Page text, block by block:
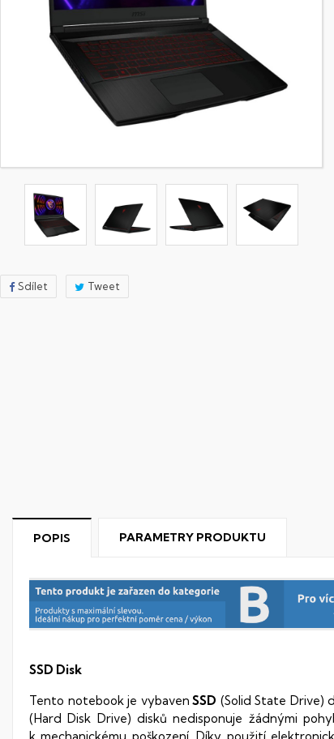
Sdílet Tweet
POPIS PARAMETRY PRODUKTU
SSD Disk
Tento notebook je vybaven SSD (Solid State Drive)
(Hard Disk Drive) disků nedisponuje žádnými